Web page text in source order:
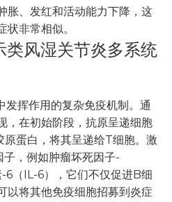
胀、发红和活动能力下降，这
非常相似。
类风湿关节炎多系统
发挥作用的复杂免疫机制。通
，在初始阶段，抗原呈递细胞
原蛋白，将其呈递给T细胞。激
，例如肿瘤坏死因子-
6（IL-6），它们不仅促进B细
以将其他免疫细胞招募到炎症